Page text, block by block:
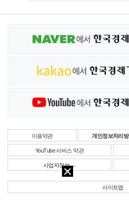
이용약관 개인정보처리방
YouTube 서비스 약관
사업자정보
사이트맵